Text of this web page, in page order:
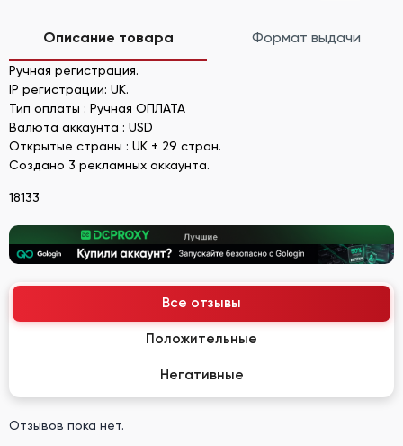
Описание товара Формат выдачи
Ручная регистрация.
IP регистрации: UK.
Тип оплаты : Ручная ОПЛАТА
Валюта аккаунта : USD
Открытые страны : UK + 29 стран.
Создано 3 рекламных аккаунта.
18133
Все отзывы
Положительные
Негативные
Отзывов пока нет.